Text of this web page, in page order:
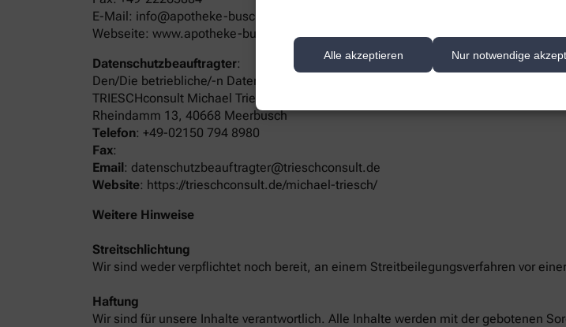
Alle akzeptieren Nur notwendige
E-Mail: info@apotheke-buschhoven.de
Webseite: www.apotheke-buschhoven.de
Datenschutzbeauftragter:
Den/Die betriebliche/-n Datenschutzbeauftragte/-n unserer Apotheke können Sie
TRIESCHconsult Michael Triesch
Rheindamm 13, 40668 Meerbusch
Telefon: +49-02150 794 8980
Fax:
Email: datenschutzbeauftragter@trieschconsult.de
Website: https://trieschconsult.de/michael-triesch/
Weitere Hinweise
Streitschlichtung
Wir sind weder verpflichtet noch bereit, an einem Streitbeilegungsverfahren vor
Haftung
Wir sind für unsere Inhalte verantwortlich. Alle Inhalte werden mit der gebotenen